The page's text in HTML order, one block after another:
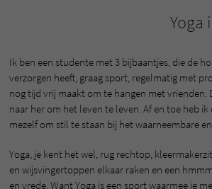
Yoga
Ik ben een studente met 3 bijbaantjes, die de
verzorgen heeft, graag sport, regelmatig met
nog tijd vrij maakt om te hangen met
naar her om het leven te leven. Af en toe heb
mezelf om stil te staan bij het waarneembare
Yoga, je kent het wel, rug rechtop,
en wijsvingertoppen elkaar raken en een
en vrede. Want Yoga is een sport waarmee je